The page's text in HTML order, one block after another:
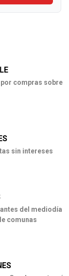
por compras sobre
sin intereses
del mediodía
comunas